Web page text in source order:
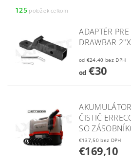
125položiek celkom
ADAPTÉR
DRAWBAR
od €24,40 bez DPH
od€30
ČISTIČ
SO
€137,50 bez DPH
€169,10